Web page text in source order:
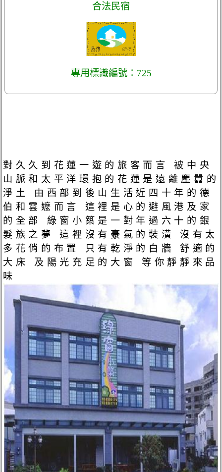
合法民宿
專用標識編號：725
對久久到花蓮一遊的旅客而言 被中央
山脈和太平洋環抱的花蓮是遠離塵囂的
淨土 由西部到後山生活近四十年的德
伯和雲嬤而言 這裡是心的避風港及家
的全部 綠窗小築是一對年過六十的銀
髮族之夢 這裡沒有豪氣的裝潢 沒有太
多花俏的布置 只有乾淨的白牆 舒適的
大床 及陽光充足的大窗 等你靜靜來品
味